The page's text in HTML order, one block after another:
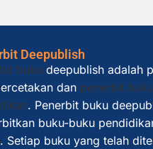
Deepublish
buku deepublish adalah
dan penerbit buku
. Penerbit buku
buku-buku
Setiap buku yang telah